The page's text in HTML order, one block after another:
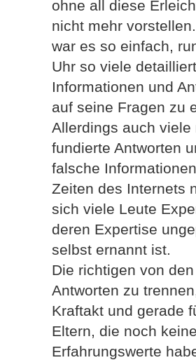
ohne all diese
nicht mehr
war es so einfach,
Uhr so viele
Informationen und
auf seine Fragen zu
Allerdings auch viele
fundierte Antworten
falsche
Zeiten des Internets
sich viele Leute
deren Expertise
selbst ernannt ist.
Die richtigen von
Antworten zu
Kraftakt und gerade
Eltern, die noch
Erfahrungswerte